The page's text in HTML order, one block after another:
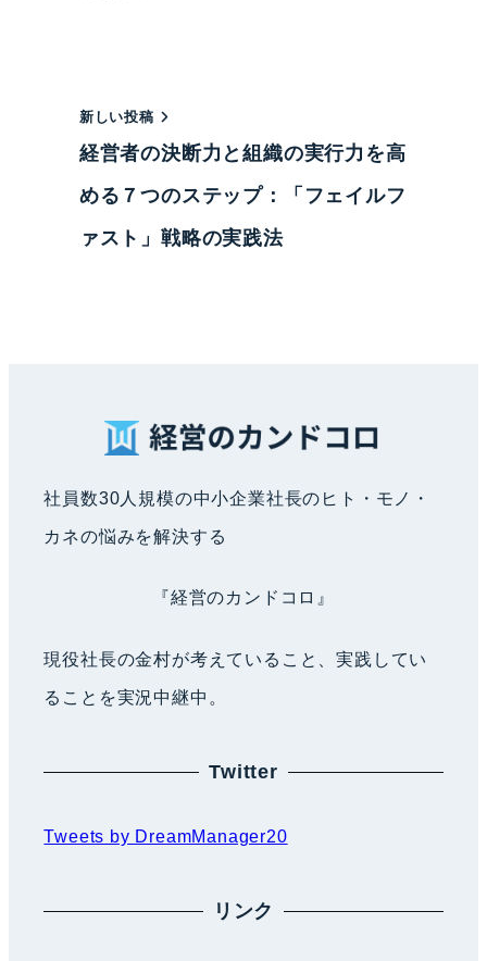
新しい投稿
経営者の決断力と組織の実行力を高
める７つのステップ：「フェイルフ
ァスト」戦略の実践法
社員数30人規模の中小企業社長のヒト・モノ・
カネの悩みを解決する
『経営のカンドコロ』
現役社長の金村が考えていること、実践してい
ることを実況中継中。
Twitter
Tweets by DreamManager20
リンク